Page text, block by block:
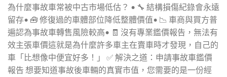
為什麼事故車常被中古市場低估？ • 🔧 結構損傷紀錄會永遠
留存• 🧰 修復過的車體部位降低整體價值• 📉 車商與買方普
遍認為事故車轉售風險較高• 🧾 沒有專業鑑價報告，無法有
效主張車價這就是為什麼許多車主在賣車時才發現，自己的
車「比想像中便宜好多！」 ✅ 解決之道：申請事故車鑑價
報告 想要知道事故後車輛的真實市值，您需要的是一份經